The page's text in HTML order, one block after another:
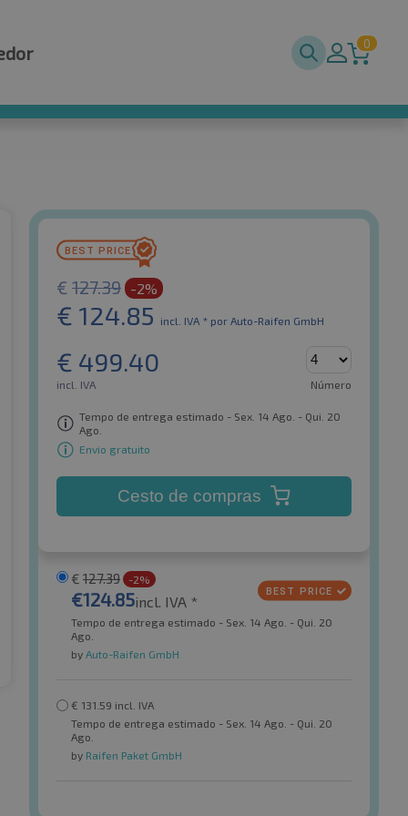
0
€ 127.39 -2%
€ 124.85 incl. IVA * por Auto-Raifen GmbH
€ 499.40
incl. IVA Número
Tempo de entrega estimado - Sex. 14 Ago. - Qui. 20
Ago.
Envio gratuito
Cesto de compras
€ 127.39 -2%
€124.85incl. IVA *
Tempo de entrega estimado - Sex. 14 Ago. - Qui. 20
Ago.
by Auto-Raifen GmbH
€ 131.59 incl. IVA
Tempo de entrega estimado - Sex. 14 Ago. - Qui. 20
Ago.
by Raifen Paket GmbH